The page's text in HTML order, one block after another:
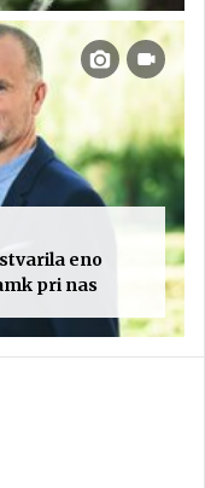
eno
pri nas